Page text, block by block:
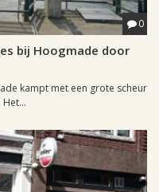
0
bij Hoogmade door
kampt met een grote scheur